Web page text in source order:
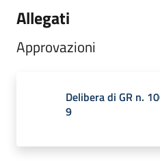
Allegati
Approvazioni
Delibera di GR n.
9